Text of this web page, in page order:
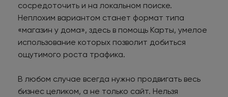
сосредоточить и на локальном поиске.
Неплохим вариантом станет формат типа
«магазин у дома», здесь в помощь Карты, умелое
использование которых позволит добиться
ощутимого роста трафика.
В любом случае всегда нужно продвигать весь
бизнес целиком, а не только сайт. Нельзя